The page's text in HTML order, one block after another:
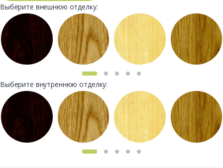
Выберите внешнюю отделку:
Выберите внутреннюю отделку: